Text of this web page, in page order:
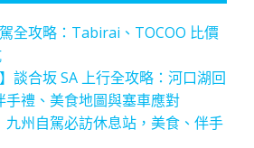
全攻略：Tabirai、TOCOO 比價
談合坂 SA 上行全攻略：河口湖回
手禮、美食地圖與塞車應對
九州自駕必訪休息站，美食、伴手